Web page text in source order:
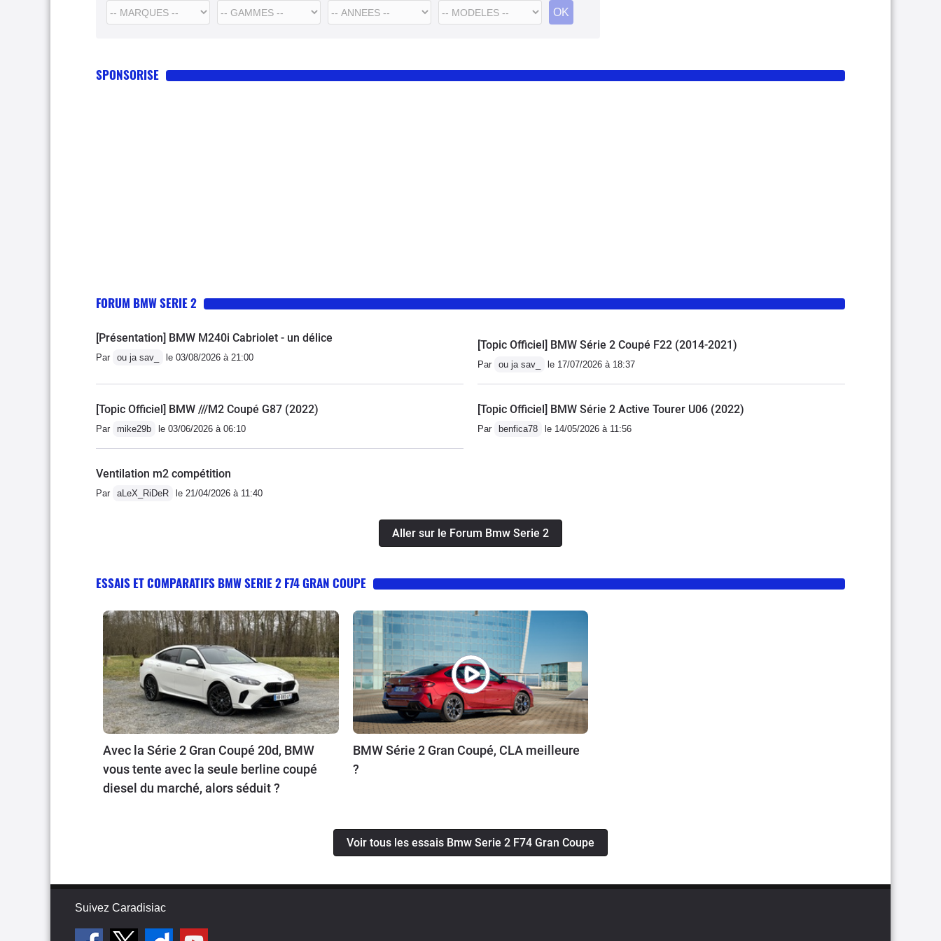
SPONSORISE
FORUM BMW SERIE 2
[Présentation] BMW M240i Cabriolet - un délice
Par ou ja sav_ le 03/08/2026 à 21:00
[Topic Officiel] BMW Série 2 Coupé F22 (2014-2021)
Par ou ja sav_ le 17/07/2026 à 18:37
[Topic Officiel] BMW ///M2 Coupé G87 (2022)
Par mike29b le 03/06/2026 à 06:10
[Topic Officiel] BMW Série 2 Active Tourer U06 (2022)
Par benfica78 le 14/05/2026 à 11:56
Ventilation m2 compétition
Par aLeX_RiDeR le 21/04/2026 à 11:40
Aller sur le Forum Bmw Serie 2
ESSAIS ET COMPARATIFS BMW SERIE 2 F74 GRAN COUPE
Avec la Série 2 Gran Coupé 20d, BMW
vous tente avec la seule berline coupé
diesel du marché, alors séduit ?
BMW Série 2 Gran Coupé, CLA meilleure
?
Voir tous les essais Bmw Serie 2 F74 Gran Coupe
Suivez Caradisiac